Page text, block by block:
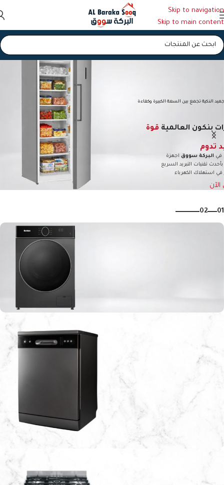
Skip to navigation
Skip to main content
الذكية تجمع بين السعة الكبيرة وكفاءة
بنكون العالمية قوة
تدوم
في البركة سووق اجهزة
تقنيات التبريد السريع
في استهلاك الكهرباء
01
02
اطلبها الآن
الذكي